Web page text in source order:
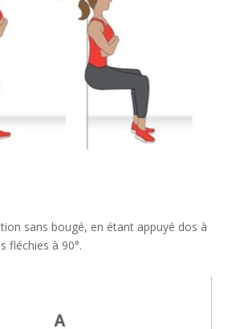
sans bougé, en étant appuyé dos à
fléchies à 90°.